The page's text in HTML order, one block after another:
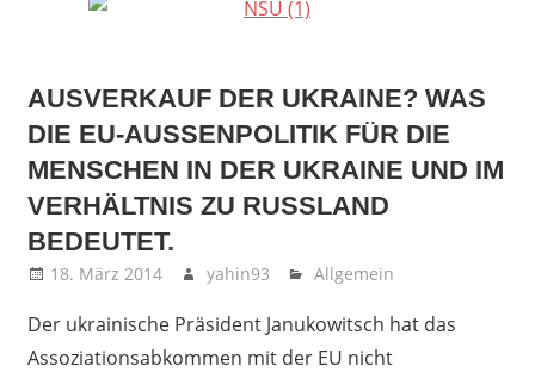
AUSVERKAUF DER UKRAINE? WAS
DIE EU-AUSSENPOLITIK FÜR DIE M
ENSCHEN IN DER UKRAINE UND IM V
ERHÄLTNIS ZU RUSSLAND B
EDEUTET.
18. März 2014 yahin93 Allgemein
Der ukrainische Präsident Janukowitsch hat das
Assoziationsabkommen mit der EU nicht